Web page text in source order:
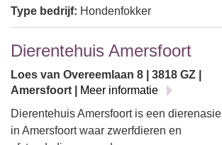
Type bedrijf: Hondenfokker
Dierentehuis Amersfoort
Loes van Overeemlaan 8 | 3818 GZ |
Amersfoort |
Meer informatie
Dierentehuis Amersfoort is een dierenasiel
in Amersfoort waar zwerfdieren en